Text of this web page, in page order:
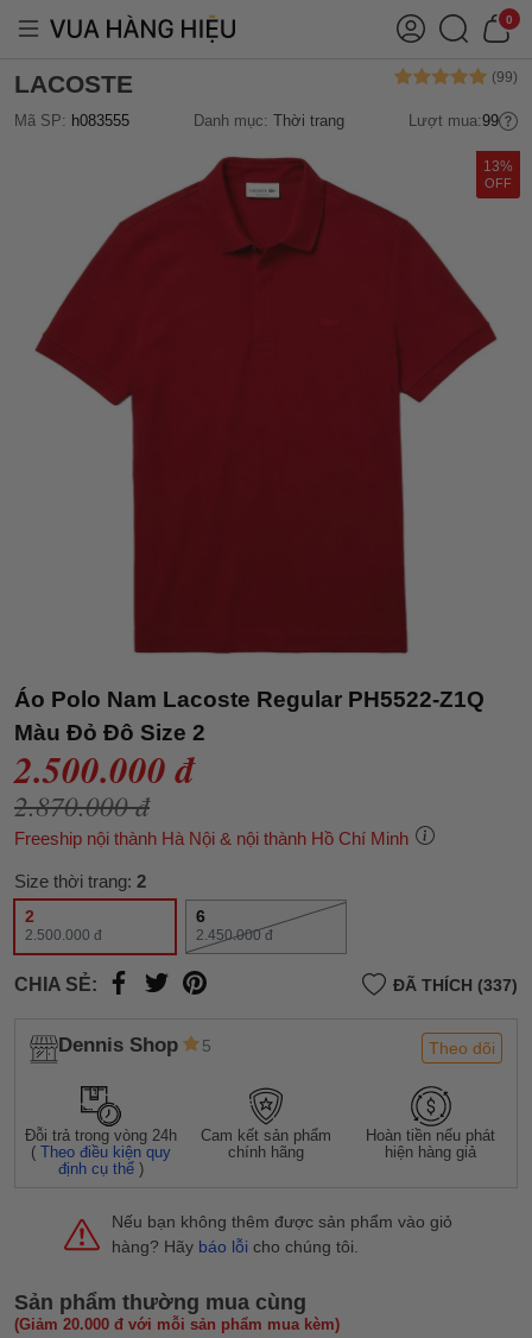
0
LACOSTE
Mã SP: h083555 Danh mục: Thời trang Lượt mua:99
13%
OFF
Áo Polo Nam Lacoste Regular PH5522-Z1Q
Màu Đỏ Đô Size 2
2.500.000 đ
2.870.000 đ
Freeship nội thành Hà Nội & nội thành Hồ Chí Minh
Size thời trang: 2
2
2.500.000 đ
6
2.450.000 đ
CHIA SẺ: ĐÃ THÍCH (337)
Dennis Shop 5 Theo dõi
Đỗi trả trong vòng 24h
(Theo điều kiện quy
định cụ thể )
Cam kết sản phẩm
chính hãng
Hoàn tiền nếu phát
hiện hàng giả
Nếu bạn không thêm được sản phẩm vào giỏ
hàng? Hãy báo lỗi cho chúng tôi.
Sản phẩm thường mua cùng
(Giảm 20.000 đ với mỗi sản phẩm mua kèm)